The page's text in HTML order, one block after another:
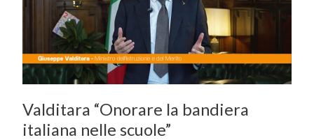
Valditara “Onorare la bandiera
italiana nelle scuole”
italiana